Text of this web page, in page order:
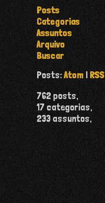
Posts
Categorias
Assuntos
Arquivo
Buscar
Posts:Atom |RSS
762posts,
17 categorias,
233assuntos,